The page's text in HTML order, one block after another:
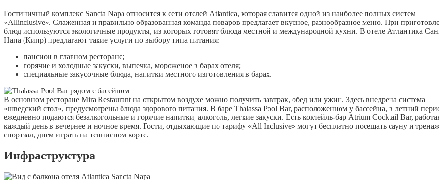
Гостиничный комплекс Sancta Napa относится к сети отелей Atlantica, которая славится одной из наиболее полных систем
«Allinclusive». Слаженная и правильно образованная команда поваров предлагает вкусное, разнообразное меню. При
блюд используются экологичные продукты, из которых готовят блюда местной и международной кухни. В отеле Атлантика
Напа (Кипр) предлагают такие услуги по выбору типа питания:
пансион в главном ресторане;
горячие и холодные закуски, выпечка, мороженое в барах отеля;
специальные закусочные блюда, напитки местного изготовления в барах.
В основном ресторане Mira Restaurant на открытом воздухе можно получить завтрак, обед или ужин. Здесь внедрена система
«шведский стол», предусмотрены блюда здорового питания. В баре Thalassa Pool Bar, расположенном у бассейна, в летний
ежедневно подаются безалкогольные и горячие напитки, алкоголь, легкие закуски. Есть коктейль-бар Atrium Cocktail Bar,
каждый день в вечернее и ночное время. Гости, отдыхающие по тарифу «All Inclusive» могут бесплатно посещать сауну и
спортзал, днем играть на теннисном корте.
Инфраструктура